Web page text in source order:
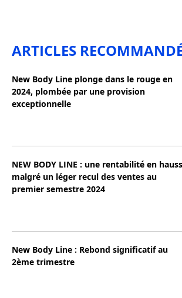
ARTICLES
New Body Line plonge dans le rouge en
2024, plombée par une provision
exceptionnelle
NEW BODY LINE : une rentabilité en
malgré un léger recul des ventes au
premier semestre 2024
New Body Line : Rebond significatif au
2ème trimestre